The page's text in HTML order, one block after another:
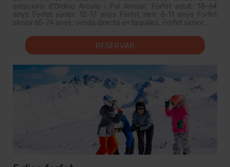
estacions d'Ordino Arcalís i Pal Arinsal. Forfet adult: 18-64
anys Forfet júnior: 12-17 anys Forfet nen: 6-11 anys Forfet
sènior 65-74 anys: venda directa en taquilles. Forfet sènior...
RESERVAR